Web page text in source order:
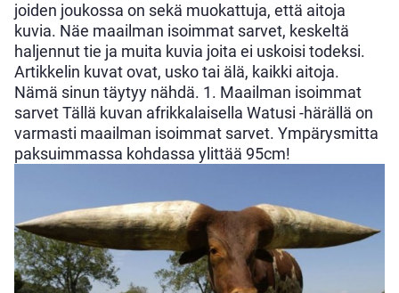
joiden joukossa on sekä muokattuja, että aitoja
kuvia. Näe maailman isoimmat sarvet, keskeltä
haljennut tie ja muita kuvia joita ei uskoisi todeksi.
Artikkelin kuvat ovat, usko tai älä, kaikki aitoja.
Nämä sinun täytyy nähdä. 1. Maailman isoimmat
sarvet Tällä kuvan afrikkalaisella Watusi -härällä on
varmasti maailman isoimmat sarvet. Ympärysmitta
paksuimmassa kohdassa ylittää 95cm!